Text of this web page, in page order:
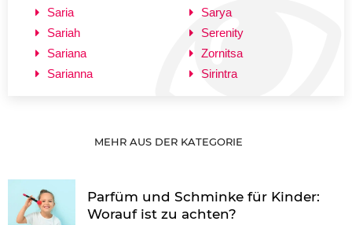
Saria
Sariah
Sariana
Sarianna
Sarya
Serenity
Zornitsa
Sirintra
MEHR AUS DER KATEGORIE
Parfüm und Schminke für Kinder:
Worauf ist zu achten?